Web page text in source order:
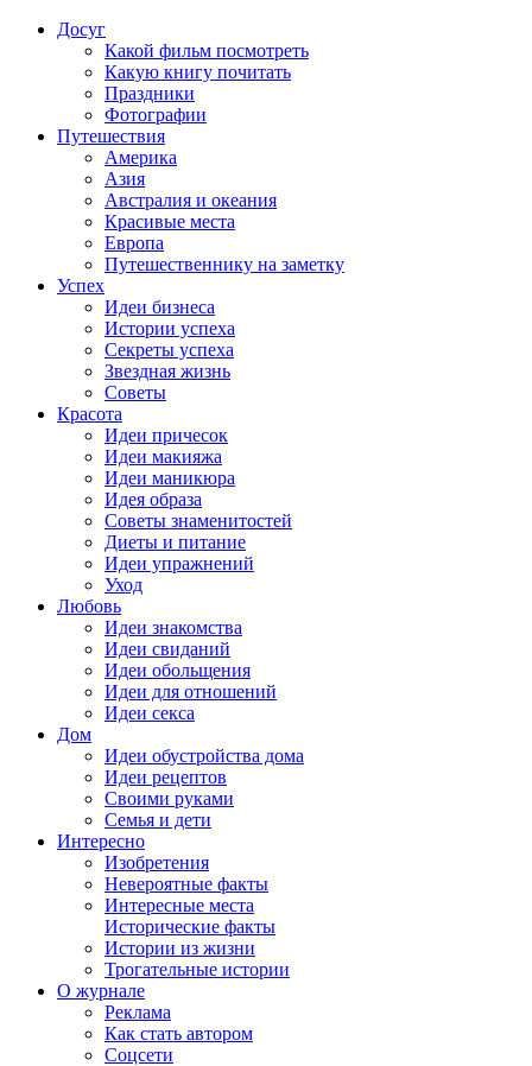
Досуг
Какой фильм посмотреть
Какую книгу почитать
Праздники
Фотографии
Путешествия
Америка
Азия
Австралия и океания
Красивые места
Европа
Путешественнику на заметку
Успех
Идеи бизнеса
Истории успеха
Секреты успеха
Звездная жизнь
Советы
Красота
Идеи причесок
Идеи макияжа
Идеи маникюра
Идея образа
Советы знаменитостей
Диеты и питание
Идеи упражнений
Уход
Любовь
Идеи знакомства
Идеи свиданий
Идеи обольщения
Идеи для отношений
Идеи секса
Дом
Идеи обустройства дома
Идеи рецептов
Своими руками
Семья и дети
Интересно
Изобретения
Невероятные факты
Интересные места
Исторические факты
Истории из жизни
Трогательные истории
О журнале
Реклама
Как стать автором
Соцсети